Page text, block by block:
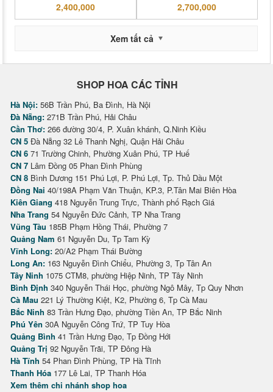
2,400,000 2,700,000
Xem tất cả
SHOP HOA CÁC TỈNH
Hà Nội: 56B Trần Phú, Ba Đình, Hà Nội
Đà Nẵng: 271B Trần Phú, Hải Châu
Cần Thơ: 266 đường 30/4, P. Xuân khánh, Q.Ninh Kiều
CN 5 Đà Nẵng 32 Lê Thanh Nghị, Quận Hải Châu
CN 6 71 Trường Chinh, Phường Xuân Phú, TP Huế
CN 7 Lâm Đồng 05 Phan Đình Phùng
CN 8 Bình Dương 151 Phú Lợi, P. Phú Lợi, Tp. Thủ Dầu Một
Đồng Nai 40/198A Phạm Văn Thuận, KP.3, P.Tân Mai Biên Hòa
Kiên Giang 418 Nguyễn Trung Trực, Thành phố Rạch Giá
Nha Trang 54 Nguyễn Đức Cảnh, TP Nha Trang
Vũng Tàu 185B Phạm Hồng Thái, Phường 7
Quảng Nam 61 Nguyễn Du, Tp Tam Kỳ
Vĩnh Long: 20/A2 Phạm Thái Bường
Long An: 163 Nguyễn Đình Chiểu, Phường 3, Tp Tân An
Tây Ninh 1075 CTM8, phường Hiệp Ninh, TP Tây Ninh
Bình Định 340 Nguyễn Thái Học, phường Ngô Mây, Tp Quy Nhơn
Cà Mau 221 Lý Thường Kiệt, K2, Phường 6, Tp Cà Mau
Bắc Ninh 83 Trần Hưng Đạo, phường Tiền An, TP Bắc Ninh
Phú Yên 30A Nguyễn Công Trứ, TP Tuy Hòa
Quảng Bình 41 Trần Hưng Đạo, Tp Đồng Hới
Quảng Trị 92 Nguyễn Trãi, TP Đông Hà
Hà Tĩnh 54 Phan Đình Phùng, TP Hà Tĩnh
Thanh Hóa 177 Lê Lai, TP Thanh Hóa
Xem thêm chi nhánh shop hoa